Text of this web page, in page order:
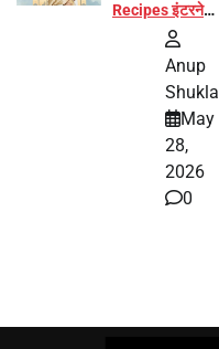
Recipes इंटरनेट
पर हुईं वायरल
Anup
Shukla
May
28,
2026
0